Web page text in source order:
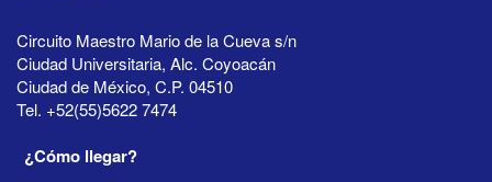
Circuito Maestro Mario de la Cueva s/n
Ciudad Universitaria, Alc. Coyoacán
Ciudad de México, C.P. 04510
Tel. +52(55)5622 7474
¿Cómo llegar?